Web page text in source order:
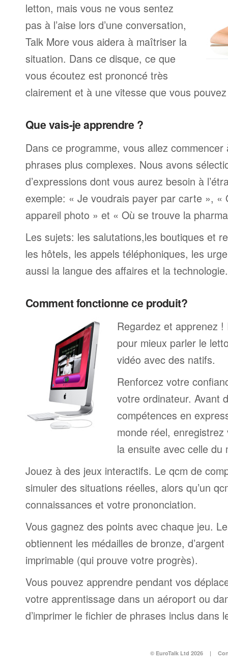
letton, mais vous ne vous sentez
pas à l’aise lors d’une conversation,
Talk More vous aidera à maîtriser la
situation. Dans ce disque, ce que
vous écoutez est prononcé très
clairement et à une vitesse que vous
Que vais-je apprendre ?
Dans ce programme, vous allez
phrases plus complexes. Nous avons
d’expressions dont vous aurez besoin à
exemple: « Je voudrais payer par carte », «
appareil photo » et « Où se trouve la
Les sujets: les salutations,les boutiques et
les hôtels, les appels téléphoniques, les
aussi la langue des affaires et la technologie.
Comment fonctionne ce produit?
Regardez et apprenez
pour mieux parler le
vidéo avec des natifs.
Renforcez votre
votre ordinateur. Avant
compétences en
monde réel,
la ensuite avec celle du
Jouez à des jeux interactifs. Le qcm de
simuler des situations réelles, alors qu’un
connaissances et votre prononciation.
Vous gagnez des points avec chaque jeu.
obtiennent les médailles de bronze, d’argent
imprimable (qui prouve votre progrès).
Vous pouvez apprendre pendant vos
votre apprentissage dans un aéroport ou
d’imprimer le fichier de phrases inclus dans
© EuroTalk Ltd 2026 |